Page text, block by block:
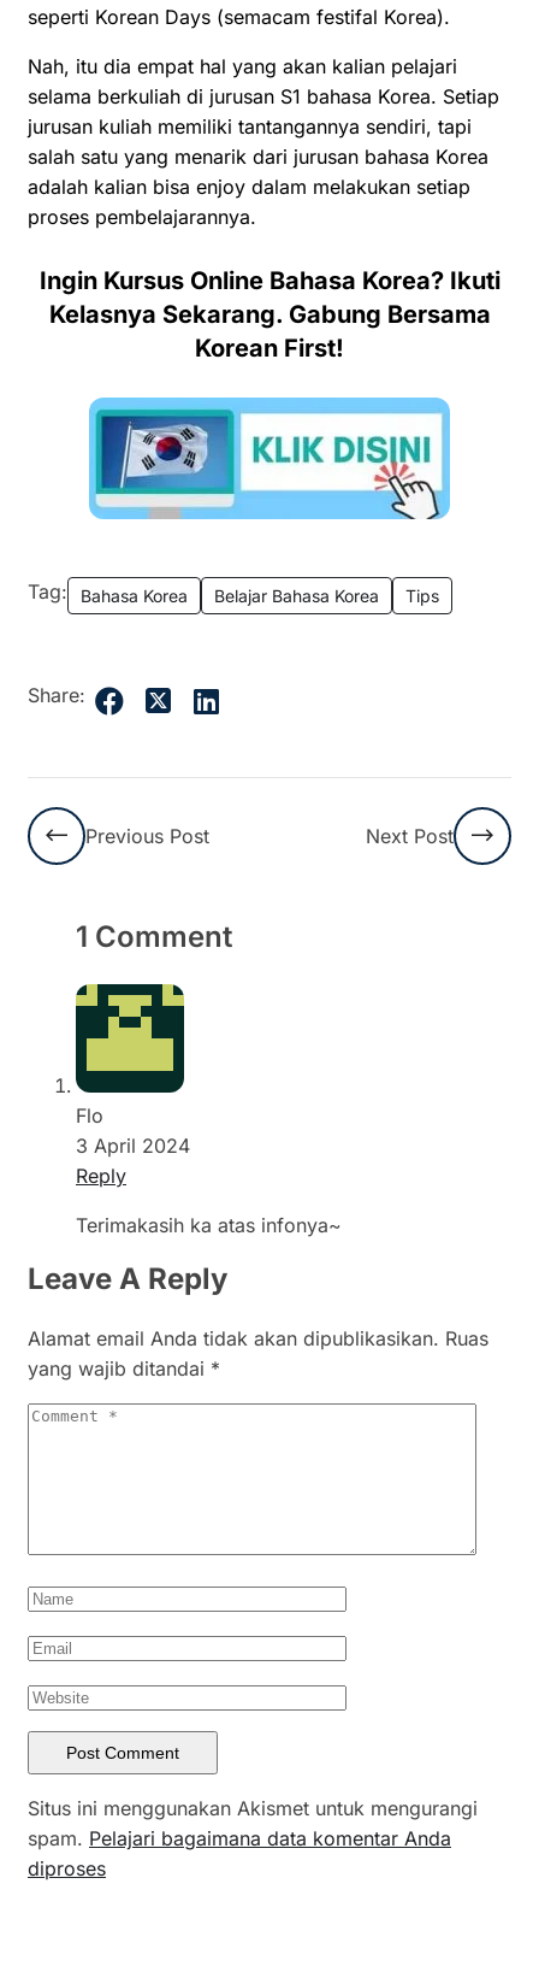
seperti Korean Days (semacam festifal Korea).
Nah, itu dia empat hal yang akan kalian pelajari
selama berkuliah di jurusan S1 bahasa Korea. Setiap
jurusan kuliah memiliki tantangannya sendiri, tapi
salah satu yang menarik dari jurusan bahasa Korea
adalah kalian bisa enjoy dalam melakukan setiap
proses pembelajarannya.
Ingin Kursus Online Bahasa Korea? Ikuti
Kelasnya Sekarang. Gabung Bersama
Korean First!
Tag: Bahasa Korea Belajar Bahasa Korea Tips
Share:
Previous Post Next Post
1 Comment
Flo
3 April 2024
Reply
Terimakasih ka atas infonya~
Leave A Reply
Alamat email Anda tidak akan dipublikasikan. Ruas
yang wajib ditandai *
Situs ini menggunakan Akismet untuk mengurangi
spam. Pelajari bagaimana data komentar Anda
diproses